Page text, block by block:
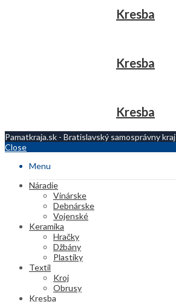
Kresba
Kresba
Kresba
Pamatkraja.sk - Bratislavský samosprávny kraj
Close
Menu
Náradie
Vinárske
Debnárske
Vojenské
Keramika
Hračky
Džbány
Plastiky
Textil
Kroj
Obrusy
Kresba